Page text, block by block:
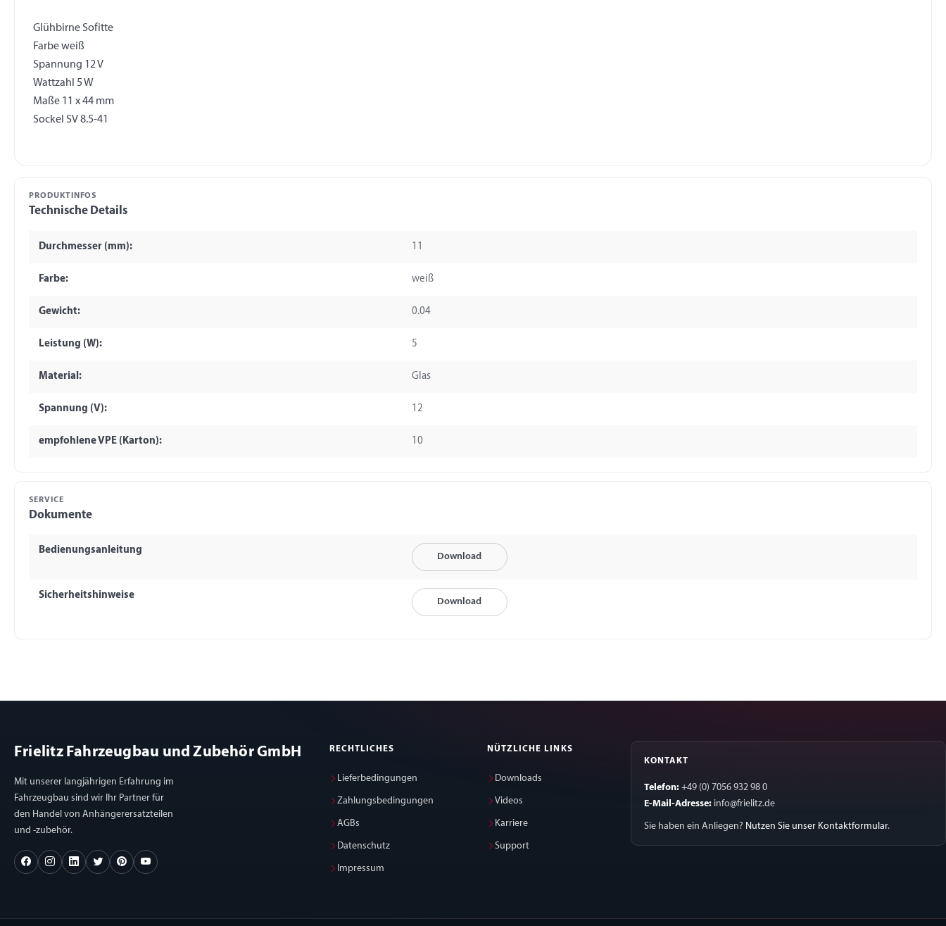
Glühbirne Sofitte
Farbe weiß
Spannung 12 V
Wattzahl 5 W
Maße 11 x 44 mm
PRODUKTINFOS
Technische Details
Durchmesser (mm):
Farbe: weiß
Gewicht: 0.04
Leistung (W): 5
Material: Glas
Spannung (V): 12
empfohlene VPE (Karton): 10
SERVICE
Dokumente
Bedienungsanleitung
Download
Sicherheitshinweise
Download
Frielitz Fahrzeugbau und Zubehör GmbH
Mit unserer langjährigen Erfahrung im
Fahrzeugbau sind wir Ihr Partner für
den Handel von Anhängerersatzteilen
und -zubehör.
RECHTLICHES
Lieferbedingungen
Zahlungsbedingungen
AGBs
Datenschutz
Impressum
NÜTZLICHE LINKS
Downloads
Videos
Karriere
Support
KONTAKT
Telefon: +49 (0) 7056 932 98 0
E-Mail-Adresse: info@frielitz.de
Sie haben ein Anliegen? Nutzen Sie unser Kontaktformular.